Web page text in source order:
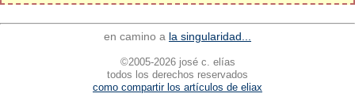
en camino a la singularidad...
©2005-2026 josé c. elías
todos los derechos reservados
como compartir los artículos de eliax